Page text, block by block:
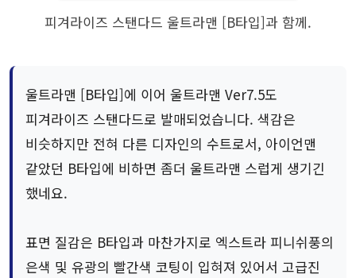
피겨라이즈 스탠다드 울트라맨 [B타입]과 함께.
울트라맨 [B타입]에 이어 울트라맨 Ver7.5도
피겨라이즈 스탠다드로 발매되었습니다. 색감은
비슷하지만 전혀 다른 디자인의 수트로서, 아이언맨
같았던 B타입에 비하면 좀더 울트라맨 스럽게 생기긴
했네요.
표면 질감은 B타입과 마찬가지로 엑스트라 피니쉬풍의
은색 및 유광의 빨간색 코팅이 입혀져 있어서 고급진